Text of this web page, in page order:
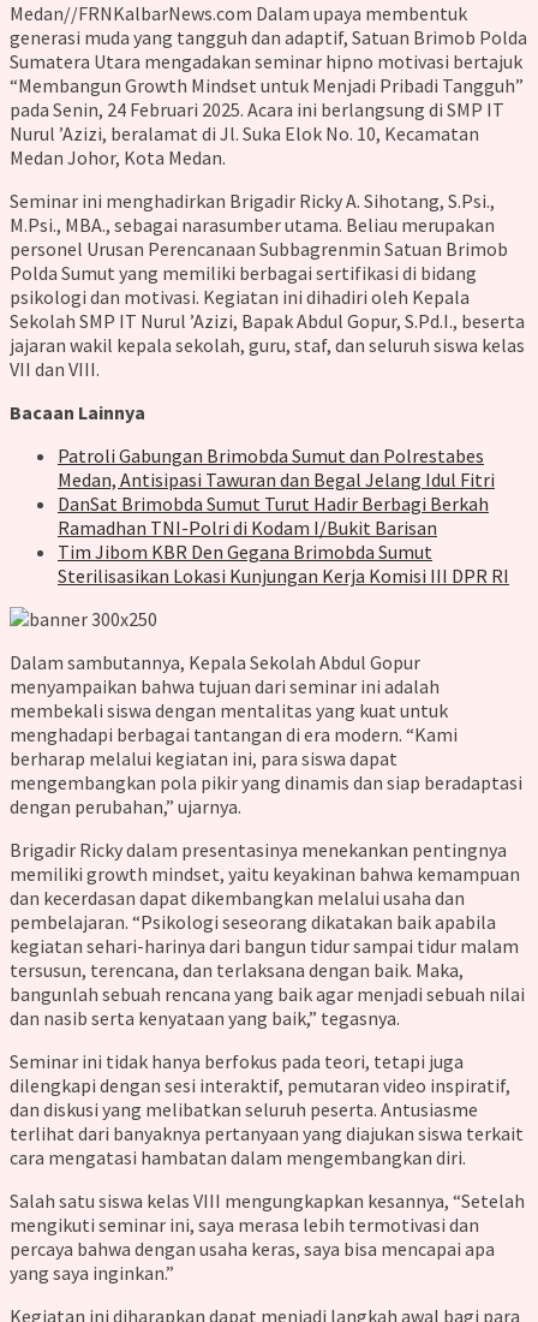
Medan//FRNKalbarNews.com Dalam upaya membentuk
generasi muda yang tangguh dan adaptif, Satuan Brimob Polda
Sumatera Utara mengadakan seminar hipno motivasi bertajuk
“Membangun Growth Mindset untuk Menjadi Pribadi Tangguh”
pada Senin, 24 Februari 2025. Acara ini berlangsung di SMP IT
Nurul ’Azizi, beralamat di Jl. Suka Elok No. 10, Kecamatan
Medan Johor, Kota Medan.
Seminar ini menghadirkan Brigadir Ricky A. Sihotang, S.Psi.,
M.Psi., MBA., sebagai narasumber utama. Beliau merupakan
personel Urusan Perencanaan Subbagrenmin Satuan Brimob
Polda Sumut yang memiliki berbagai sertifikasi di bidang
psikologi dan motivasi. Kegiatan ini dihadiri oleh Kepala
Sekolah SMP IT Nurul ’Azizi, Bapak Abdul Gopur, S.Pd.I., beserta
jajaran wakil kepala sekolah, guru, staf, dan seluruh siswa kelas
VII dan VIII.
Bacaan Lainnya
Patroli Gabungan Brimobda Sumut dan Polrestabes
Medan, Antisipasi Tawuran dan Begal Jelang Idul Fitri
DanSat Brimobda Sumut Turut Hadir Berbagi Berkah
Ramadhan TNI-Polri di Kodam I/Bukit Barisan
Tim Jibom KBR Den Gegana Brimobda Sumut
Sterilisasikan Lokasi Kunjungan Kerja Komisi III DPR RI
Dalam sambutannya, Kepala Sekolah Abdul Gopur
menyampaikan bahwa tujuan dari seminar ini adalah
membekali siswa dengan mentalitas yang kuat untuk
menghadapi berbagai tantangan di era modern. “Kami
berharap melalui kegiatan ini, para siswa dapat
mengembangkan pola pikir yang dinamis dan siap beradaptasi
dengan perubahan,” ujarnya.
Brigadir Ricky dalam presentasinya menekankan pentingnya
memiliki growth mindset, yaitu keyakinan bahwa kemampuan
dan kecerdasan dapat dikembangkan melalui usaha dan
pembelajaran. “Psikologi seseorang dikatakan baik apabila
kegiatan sehari-harinya dari bangun tidur sampai tidur malam
tersusun, terencana, dan terlaksana dengan baik. Maka,
bangunlah sebuah rencana yang baik agar menjadi sebuah nilai
dan nasib serta kenyataan yang baik,” tegasnya.
Seminar ini tidak hanya berfokus pada teori, tetapi juga
dilengkapi dengan sesi interaktif, pemutaran video inspiratif,
dan diskusi yang melibatkan seluruh peserta. Antusiasme
terlihat dari banyaknya pertanyaan yang diajukan siswa terkait
cara mengatasi hambatan dalam mengembangkan diri.
Salah satu siswa kelas VIII mengungkapkan kesannya, “Setelah
mengikuti seminar ini, saya merasa lebih termotivasi dan
percaya bahwa dengan usaha keras, saya bisa mencapai apa
yang saya inginkan.”
Kegiatan ini diharapkan dapat menjadi langkah awal bagi para